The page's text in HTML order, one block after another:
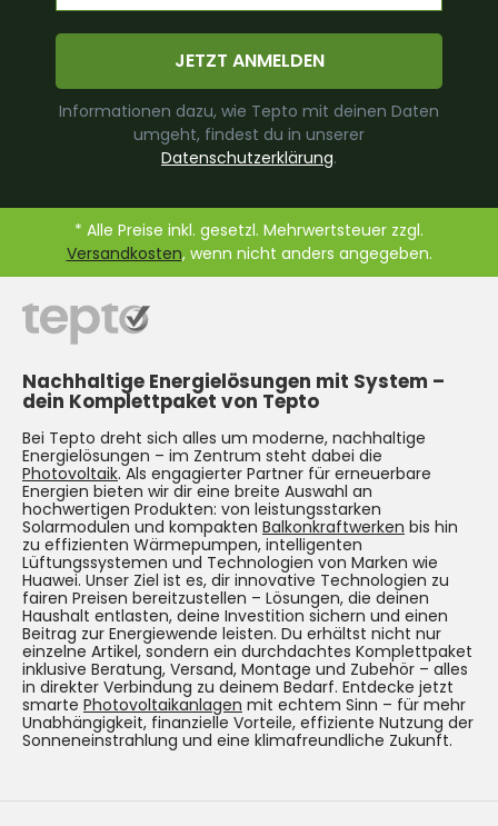
JETZT ANMELDEN
Informationen dazu, wie Tepto mit deinen Daten
umgeht, findest du in unserer
Datenschutzerklärung.
* Alle Preise inkl. gesetzl. Mehrwertsteuer zzgl.
Versandkosten, wenn nicht anders angegeben.
Nachhaltige Energielösungen mit System –
dein Komplettpaket von Tepto
Bei Tepto dreht sich alles um moderne, nachhaltige
Energielösungen – im Zentrum steht dabei die
Photovoltaik. Als engagierter Partner für erneuerbare
Energien bieten wir dir eine breite Auswahl an
hochwertigen Produkten: von leistungsstarken
Solarmodulen und kompakten Balkonkraftwerken bis hin
zu effizienten Wärmepumpen, intelligenten
Lüftungssystemen und Technologien von Marken wie
Huawei. Unser Ziel ist es, dir innovative Technologien zu
fairen Preisen bereitzustellen – Lösungen, die deinen
Haushalt entlasten, deine Investition sichern und einen
Beitrag zur Energiewende leisten. Du erhältst nicht nur
einzelne Artikel, sondern ein durchdachtes Komplettpaket
inklusive Beratung, Versand, Montage und Zubehör – alles
in direkter Verbindung zu deinem Bedarf. Entdecke jetzt
smarte Photovoltaikanlagen mit echtem Sinn – für mehr
Unabhängigkeit, finanzielle Vorteile, effiziente Nutzung der
Sonneneinstrahlung und eine klimafreundliche Zukunft.